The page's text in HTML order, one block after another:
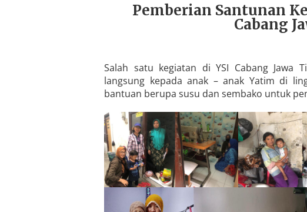
Pemberian Santunan
Cabang
Salah satu kegiatan di YSI Cabang Jawa
langsung kepada anak – anak Yatim di
bantuan berupa susu dan sembako untuk